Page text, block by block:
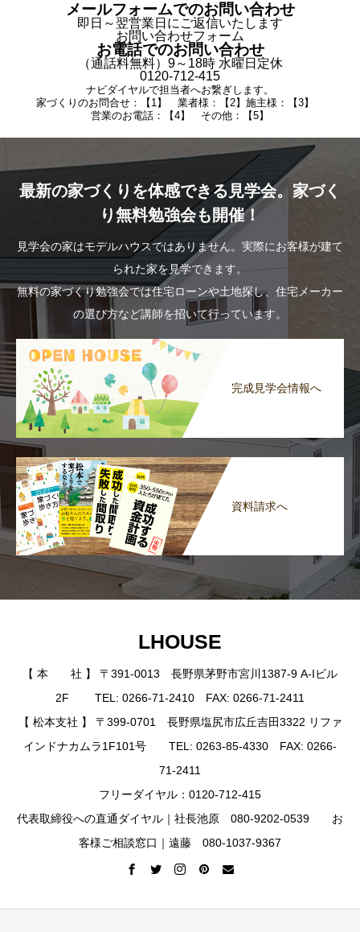
メールフォームでのお問い合わせ
即日～翌営業日にご返信いたします
お問い合わせフォーム
お電話でのお問い合わせ
（通話料無料）9～18時 水曜日定休
0120-712-415
ナビダイヤルで担当者へお繋ぎします。
家づくりのお問合せ：【1】 業者様：【2】施主様：【3】
営業のお電話：【4】 その他：【5】
最新の家づくりを体感できる見学会。家づく
り無料勉強会も開催！
見学会の家はモデルハウスではありません。実際にお客様が建て
られた家を見学できます。
無料の家づくり勉強会では住宅ローンや土地探し、住宅メーカー
の選び方など講師を招いて行っています。
完成見学会情報へ
資料請求へ
LHOUSE
【 本 社 】 〒391-0013 長野県茅野市宮川1387-9 A-Iビル
2F TEL: 0266-71-2410 FAX: 0266-71-2411
【 松本支社 】 〒399-0701 長野県塩尻市広丘吉田3322 リファ
インドナカムラ1F101号 TEL: 0263-85-4330 FAX: 0266-
71-2411
フリーダイヤル：0120-712-415
代表取締役への直通ダイヤル｜社長池原 080-9202-0539 お
客様ご相談窓口｜遠藤 080-1037-9367